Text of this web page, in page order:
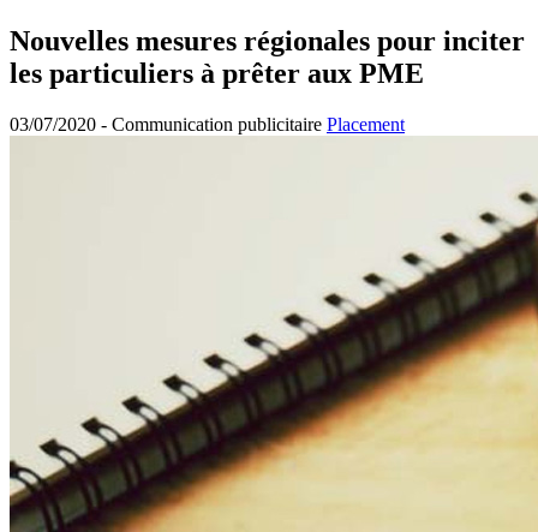
Nouvelles mesures régionales pour inciter
les particuliers à prêter aux PME
03/07/2020 - Communication publicitaire Placement